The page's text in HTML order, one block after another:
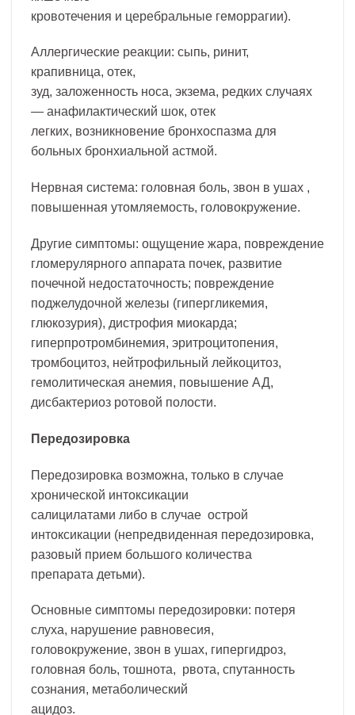
кровотечения и церебральные геморрагии).
Аллергические реакции: сыпь, ринит,
крапивница, отек,
зуд, заложенность носа, экзема, редких случаях
— анафилактический шок, отек
легких, возникновение бронхоспазма для
больных бронхиальной астмой.
Нервная система: головная боль, звон в ушах ,
повышенная утомляемость, головокружение.
Другие симптомы: ощущение жара, повреждение
гломерулярного аппарата почек, развитие
почечной недостаточность; повреждение
поджелудочной железы (гипергликемия,
глюкозурия), дистрофия миокарда;
гиперпротромбинемия, эритроцитопения,
тромбоцитоз, нейтрофильный лейкоцитоз,
гемолитическая анемия, повышение АД,
дисбактериоз ротовой полости.
Передозировка
Передозировка возможна, только в случае
хронической интоксикации
салицилатами либо в случае острой
интоксикации (непредвиденная передозировка,
разовый прием большого количества
препарата детьми).
Основные симптомы передозировки: потеря
слуха, нарушение равновесия,
головокружение, звон в ушах, гипергидроз,
головная боль, тошнота, рвота, спутанность
сознания, метаболический
ацидоз.